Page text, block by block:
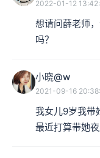
2022-01-12
想请问薛老师
吗？
小晓@w
2021-09-16
我女儿9岁我带
最近打算带她